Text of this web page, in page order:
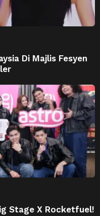
Di Majlis Fesyen
Stage X Rocketfuel!